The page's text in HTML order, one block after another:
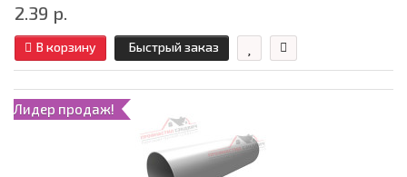
2.39 р.
В корзину Быстрый заказ
Лидер продаж!